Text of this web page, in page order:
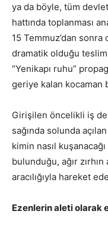
ya da böyle, tüm
hattında toplanması
15 Temmuz’dan sonra
dramatik olduğu
“Yenikapı ruhu”
geriye kalan kocaman
Girişilen öncelikli iş de
sağında solunda
kimin nasıl
bulunduğu, ağır
aracılığıyla hareket
Ezenlerin aleti olarak